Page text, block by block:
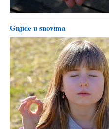
Gnjide u snovima